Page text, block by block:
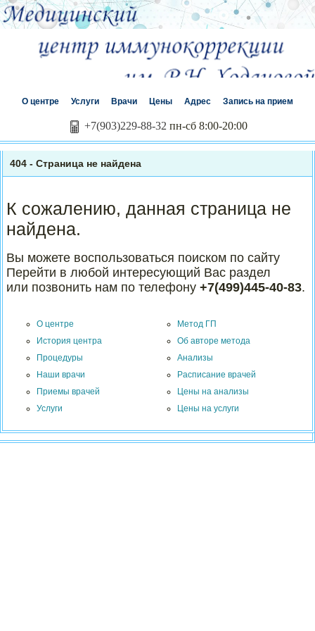
О центре Услуги Врачи Цены Адрес Запись на прием
+7(903)229-88-32 пн-сб 8:00-20:00
404 - Страница не найдена
К сожалению, данная страница не
найдена.
Вы можете воспользоваться поиском по сайту
Перейти в любой интересующий Вас раздел
или позвонить нам по телефону +7(499)445-40-83.
О центре
История центра
Процедуры
Наши врачи
Приемы врачей
Услуги
Метод ГП
Об авторе метода
Анализы
Расписание врачей
Цены на анализы
Цены на услуги